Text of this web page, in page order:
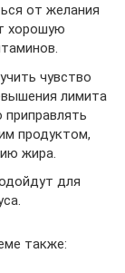
от желания
хорошую
чувство
лимита
продуктом,
жира.
для
также: